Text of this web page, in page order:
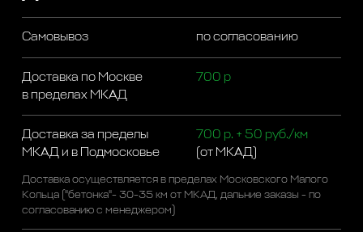
Самовывоз по согласованию
Доставка по Москве
в пределах МКАД
700 р
Доставка за пределы
МКАД и в Подмосковье
700 р. + 50 руб./км
(от МКАД)
Доставка осуществляется в пределах Московского Малого
Кольца ("бетонка"- 30-35 км от МКАД, дальние заказы - по
согласованию с менеджером)